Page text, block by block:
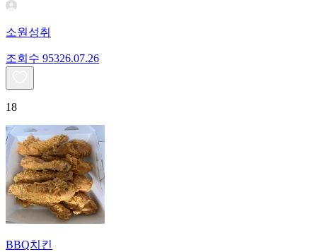
소원성취
조회수 95326.07.26
18
BBQ치킨